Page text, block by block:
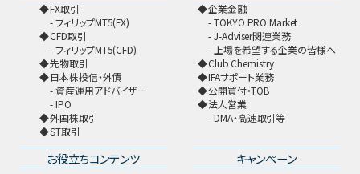
FX取引
フィリップMT5(FX)
CFD取引
フィリップMT5(CFD)
先物取引
日本株投信・外債
資産運用アドバイザー
IPO
外国株取引
ST取引
企業金融
TOKYO PRO Market
J-Adviser関連業務
上場を希望する企業の皆様へ
Club Chemistry
IFAサポート業務
公開買付・TOB
法人営業
DMA・高速取引等
お役立ちコンテンツ キャンペーン